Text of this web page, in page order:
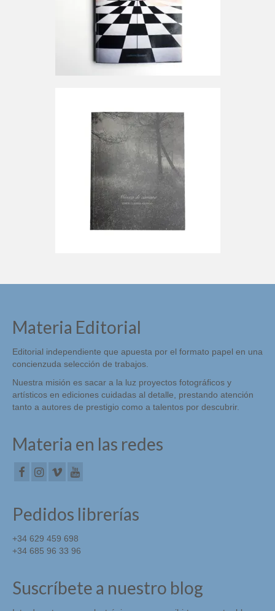
Materia Editorial
Editorial independiente que apuesta por el formato papel en una
concienzuda selección de trabajos.
Nuestra misión es sacar a la luz proyectos fotográficos y
artísticos en ediciones cuidadas al detalle, prestando atención
tanto a autores de prestigio como a talentos por descubrir.
Materia en las redes
Pedidos librerías
+34 629 459 698
+34 685 96 33 96
Suscríbete a nuestro blog